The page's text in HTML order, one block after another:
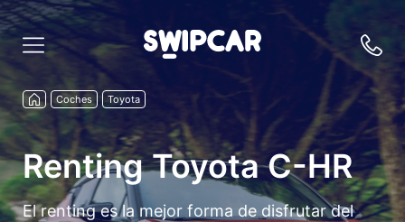
Coches Toyota
Renting Toyota C-HR
El renting es la mejor forma de disfrutar del